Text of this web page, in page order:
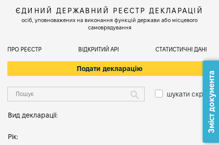
ЄДИНИЙ ДЕРЖАВНИЙ РЕЄСТР ДЕКЛАРАЦІЙ
осіб, уповноважених на виконання функцій держави або місцевого
самоврядування
ПРО РЕЄСТР ВІДКРИТИЙ АРІ СТАТИСТИЧНІ ДАНІ
Подати декларацію
шукати скрізь
Вид декларації:
Рік:
Зміст документа